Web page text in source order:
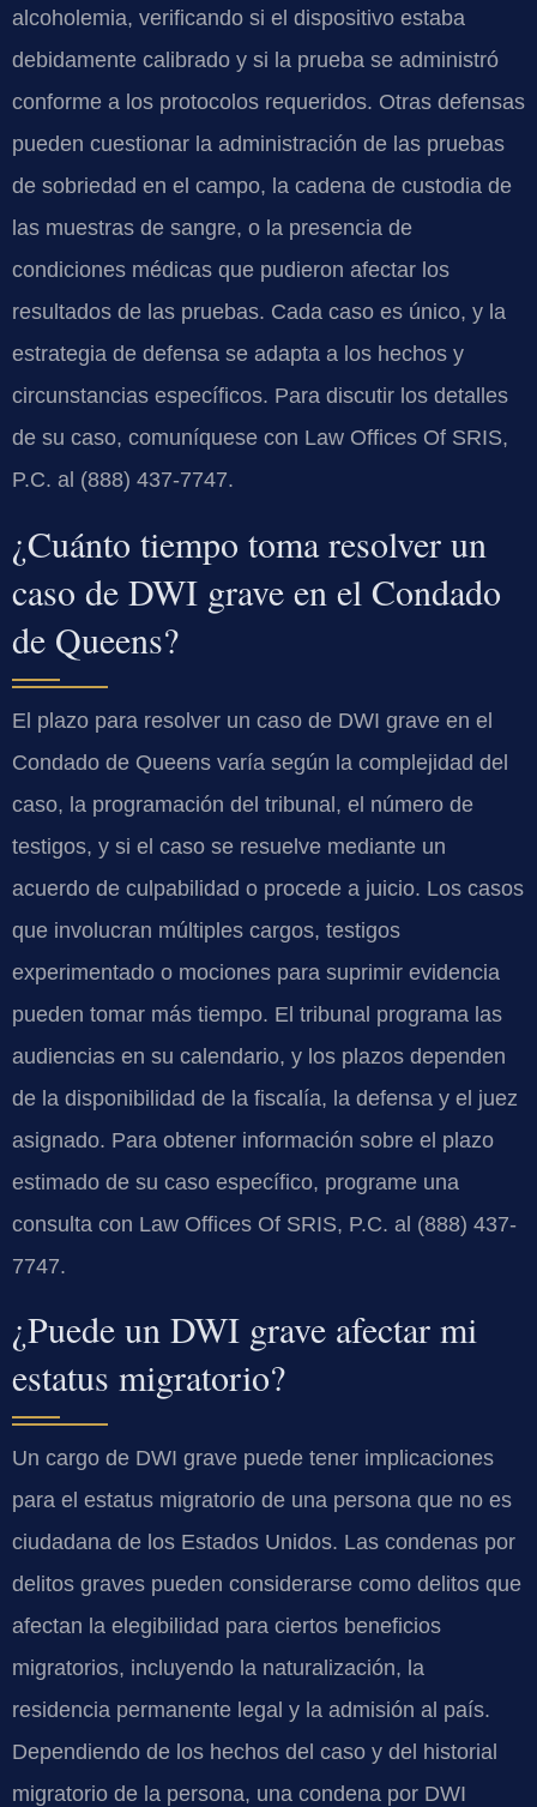
alcoholemia, verificando si el dispositivo estaba
debidamente calibrado y si la prueba se administró
conforme a los protocolos requeridos. Otras defensas
pueden cuestionar la administración de las pruebas
de sobriedad en el campo, la cadena de custodia de
las muestras de sangre, o la presencia de
condiciones médicas que pudieron afectar los
resultados de las pruebas. Cada caso es único, y la
estrategia de defensa se adapta a los hechos y
circunstancias específicos. Para discutir los detalles
de su caso, comuníquese con Law Offices Of SRIS,
P.C. al (888) 437-7747.
¿Cuánto tiempo toma resolver un
caso de DWI grave en el Condado
de Queens?
El plazo para resolver un caso de DWI grave en el
Condado de Queens varía según la complejidad del
caso, la programación del tribunal, el número de
testigos, y si el caso se resuelve mediante un
acuerdo de culpabilidad o procede a juicio. Los casos
que involucran múltiples cargos, testigos
experimentado o mociones para suprimir evidencia
pueden tomar más tiempo. El tribunal programa las
audiencias en su calendario, y los plazos dependen
de la disponibilidad de la fiscalía, la defensa y el juez
asignado. Para obtener información sobre el plazo
estimado de su caso específico, programe una
consulta con Law Offices Of SRIS, P.C. al (888) 437-
7747.
¿Puede un DWI grave afectar mi
estatus migratorio?
Un cargo de DWI grave puede tener implicaciones
para el estatus migratorio de una persona que no es
ciudadana de los Estados Unidos. Las condenas por
delitos graves pueden considerarse como delitos que
afectan la elegibilidad para ciertos beneficios
migratorios, incluyendo la naturalización, la
residencia permanente legal y la admisión al país.
Dependiendo de los hechos del caso y del historial
migratorio de la persona, una condena por DWI